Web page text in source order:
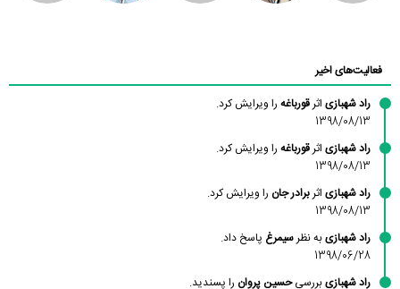
فعالیت‌های اخیر
راد شهبازی اثرقورباغه را ویرایش کرد.
1398/08/13
راد شهبازی اثرقورباغه را ویرایش کرد.
1398/08/13
راد شهبازی اثربرادر جان را ویرایش کرد.
1398/08/13
راد شهبازیبه نظرسیمرغ پاسخ داد.
1398/06/28
راد شهبازیبررسیحسین پروان را پسندید.